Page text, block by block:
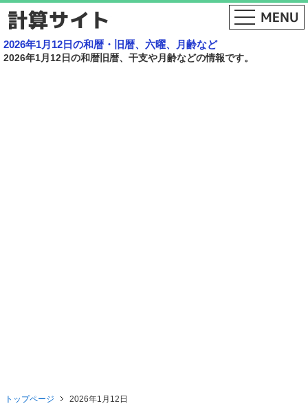
2026年1月12日の和暦・旧暦、六曜、月齢など
2026年1月12日の和暦旧暦、干支や月齢などの情報です。
トップページ 2026年1月12日